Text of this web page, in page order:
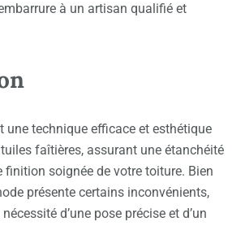
à un artisan qualifié et
une technique efficace et esthétique
faîtières, assurant une étanchéité
finition soignée de votre toiture. Bien
présente certains inconvénients,
d’une pose précise et d’un